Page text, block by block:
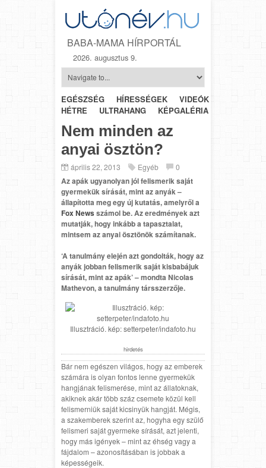
BABA-MAMA HÍRPORTÁL
2026. augusztus 9.
EGÉSZSÉG HÍRESSÉGEK VIDEÓK
HÉTRŐL-
HÉTRE
ULTRAHANG KÉPGALÉRIA
Nem minden az
anyai ösztön?
április 22, 2013 Egyéb 0
Az apák ugyanolyan jól felismerik saját
gyermekük sírását, mint az anyák –
állapította meg egy új kutatás, amelyről a
Fox News számol be. Az eredmények azt
mutatják, hogy inkább a tapasztalat,
mintsem az anyai ösztönök számítanak.
‘A tanulmány elején azt gondolták, hogy az
anyák jobban felismerik saját kisbabájuk
sírását, mint az apák’ – mondta Nicolas
Mathevon, a tanulmány társszerzője.
Illusztráció. kép: setterpeter/indafoto.hu
hirdetés
Bár nem egészen világos, hogy az emberek
számára is olyan fontos lenne gyermekük
hangjának felismerése, mint az állatoknak,
akiknek akár több száz csemete közül kell
felismerniük saját kicsinyük hangját. Mégis,
a szakemberek szerint az, hogyha egy szülő
felismeri saját gyermeke sírását, azt jelenti,
hogy más igények – mint az éhség vagy a
fájdalom – azonosításában is jobbak a
képességeik.